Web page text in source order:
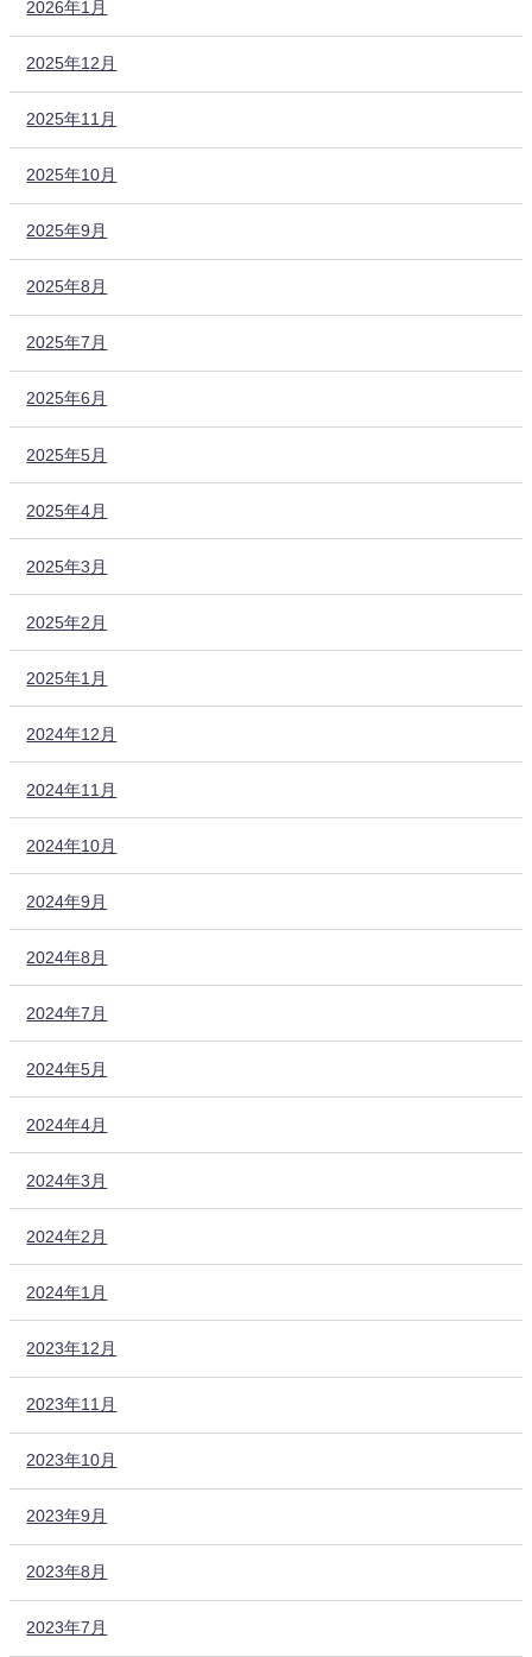
2026年1月
2025年12月
2025年11月
2025年10月
2025年9月
2025年8月
2025年7月
2025年6月
2025年5月
2025年4月
2025年3月
2025年2月
2025年1月
2024年12月
2024年11月
2024年10月
2024年9月
2024年8月
2024年7月
2024年5月
2024年4月
2024年3月
2024年2月
2024年1月
2023年12月
2023年11月
2023年10月
2023年9月
2023年8月
2023年7月